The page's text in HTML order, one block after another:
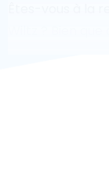
même à la